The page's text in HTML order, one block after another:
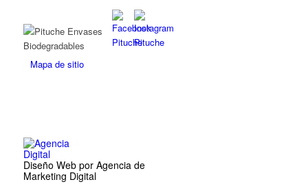
Mapa de sitio
Diseño Web por Agencia de
Marketing Digital